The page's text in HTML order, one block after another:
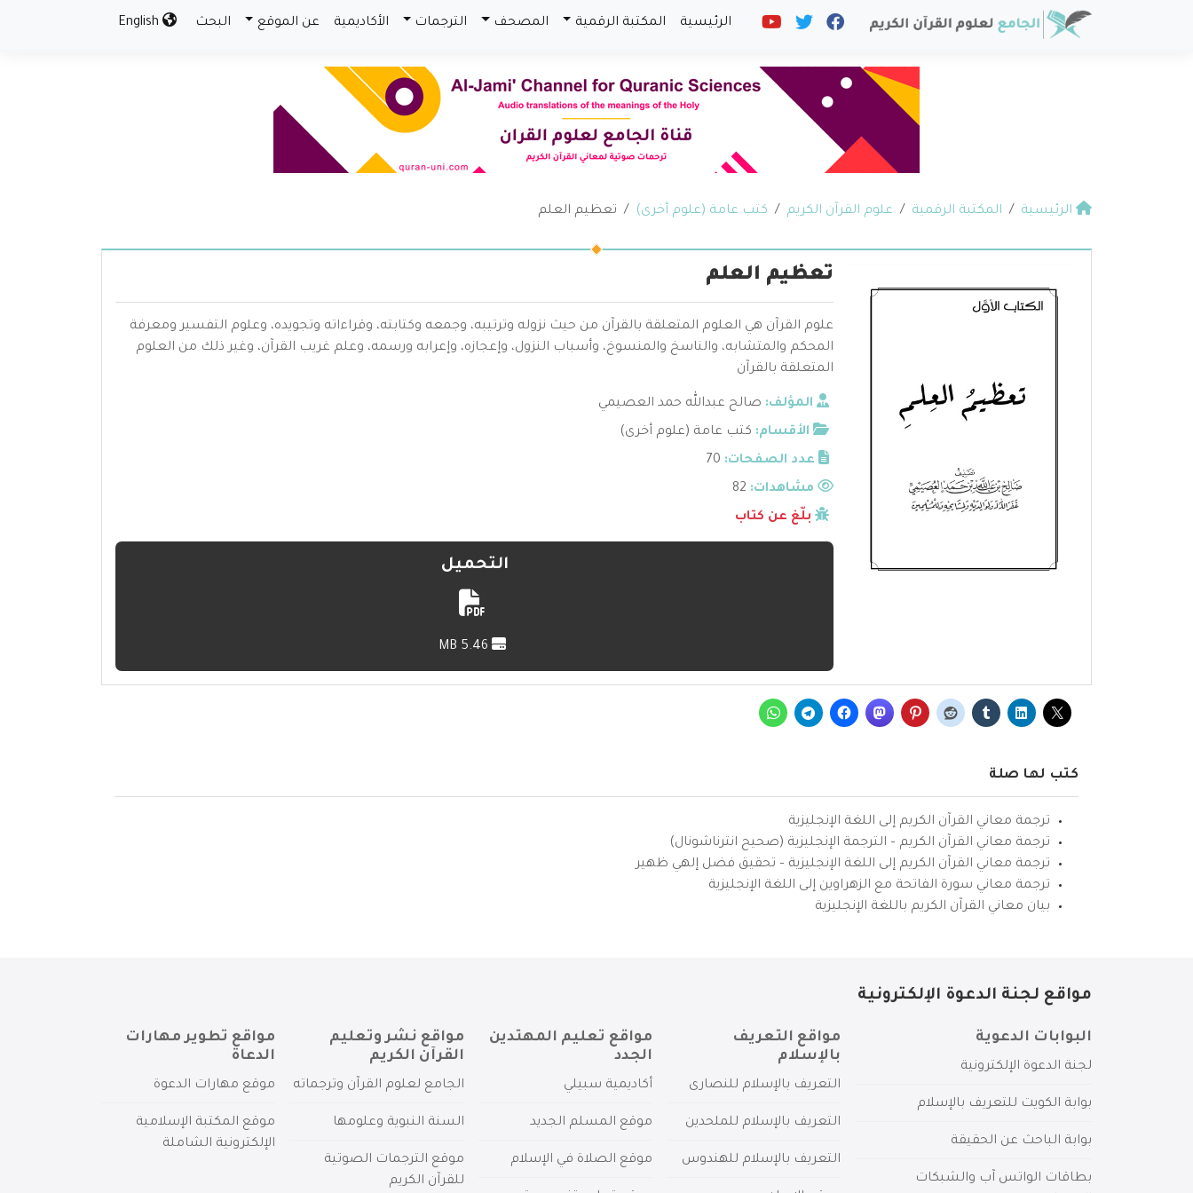
الرئيسية المكتبة الرقمية المصحف الترجمات الأكاديمية عن الموقع البحث
الرئيسية المكتبة الرقمية علوم القرآن الكريم كتب عامة (علوم أخرى) تعظيم العلم
تعظيم العلم
علوم القرآن هي العلوم المتعلقة بالقرآن من حيث نزوله وترتيبه، وجمعه وكتابته، وقراءاته وتجويده، وعلوم التفسير ومعرفة
المحكم والمتشابه، والناسخ والمنسوخ، وأسباب النزول، وإعجازه، وإعرابه ورسمه، وعلم غريب القرآن، وغير ذلك من العلوم
المتعلقة بالقرآن
المؤلف: صالح عبدالله حمد العصيمي
الأقسام: كتب عامة (علوم أخرى)
عدد الصفحات: 70
مشاهدات:
بلّغ عن كتاب
التحميل
كتب لها صلة
ترجمة معاني القرآن الكريم إلى اللغة الإنجليزية
ترجمة معاني القرآن الكريم – الترجمة الإنجليزية (صحيح انترناشونال)
ترجمة معاني القرآن الكريم إلى اللغة الإنجليزية – تحقيق فضل إلهي ظهير
ترجمة معاني سورة الفاتحة مع الزهراوين إلى اللغة الإنجليزية
بيان معاني القرآن الكريم باللغة الإنجليزية
مواقع لجنة الدعوة الإلكترونية
البوابات الدعوية
لجنة الدعوة الإلكترونية
بوابة الكويت للتعريف بالإسلام
بوابة الباحث عن الحقيقة
بطاقات الواتس آب والشبكات
مواقع التعريف
بالإسلام
التعريف بالإسلام للنصارى
التعريف بالإسلام للملحدين
التعريف بالإسلام للهندوس
مواقع تعليم المهتدين
الجدد
أكاديمية سبيلي
موقع المسلم الجديد
موقع الصلاة في الإسلام
مواقع نشر وتعليم
القرآن الكريم
الجامع لعلوم القرآن وترجماته
السنة النبوية وعلومها
موقع الترجمات الصوتية
للقرآن الكريم
مواقع تطوير مهارات
الدعاة
موقع مهارات الدعوة
موقع المكتبة الإسلامية
الإلكترونية الشاملة